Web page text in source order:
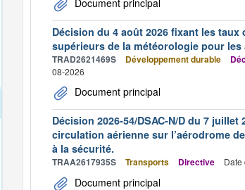
Décision du 4 août 2026 fixant les
supérieurs de la météorologie pour les
TRAD2621469S Développement durable
08-2026
Document principal
Décision 2026-54/DSAC-N/D du 7
circulation aérienne sur l’aérodrome
à la sécurité.
TRAA2617935S Transports Directive Date
Document principal